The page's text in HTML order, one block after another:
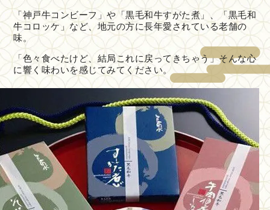
「神戸牛コンビーフ」や「黒毛和牛すがた煮」、「黒毛和
牛コロッケ」など、地元の方に長年愛されている老舗の
味。
「色々食べたけど、結局これに戻ってきちゃう」そんな心
に響く味わいを感じてみてください。